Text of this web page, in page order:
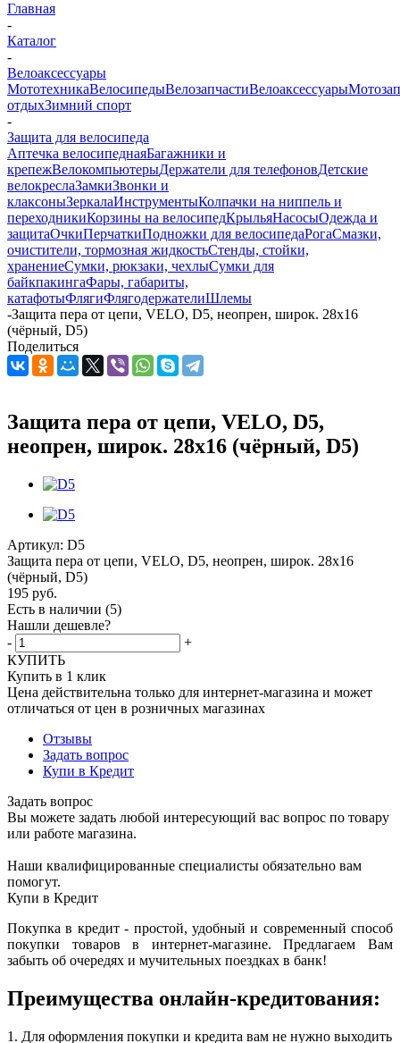
Главная
-
Каталог
-
Велоаксессуары
МототехникаВелосипедыВелозапчастиВелоаксессуары
отдыхЗимний спорт
-
Защита для велосипеда
Аптечка велосипеднаяБагажники и
крепежВелокомпьютерыДержатели для телефоновДетские
велокреслаЗамкиЗвонки и
клаксоныЗеркалаИнструментыКолпачки на ниппель и
переходникиКорзины на велосипедКрыльяНасосыОдежда и
защитаОчкиПерчаткиПодножки для велосипедаРогаСмазки,
очистители, тормозная жидкостьСтенды, стойки,
хранениеСумки, рюкзаки, чехлыСумки для
байкпакингаФары, габариты,
катафотыФлягиФлягодержателиШлемы
-Защита пера от цепи, VELO, D5, неопрен, широк. 28х16
(чёрный, D5)
Поделиться
Защита пера от цепи, VELO, D5,
неопрен, широк. 28х16 (чёрный, D5)
Артикул: D5
Защита пера от цепи, VELO, D5, неопрен, широк. 28х16
(чёрный, D5)
195 руб.
Есть в наличии (5)
Нашли дешевле?
-
+
КУПИТЬ
Купить в 1 клик
Цена действительна только для интернет-магазина и может
отличаться от цен в розничных магазинах
Отзывы
Задать вопрос
Купи в Кредит
Задать вопрос
Вы можете задать любой интересующий вас вопрос по товару
или работе магазина.
Наши квалифицированные специалисты обязательно вам
помогут.
Купи в Кредит
Покупка в кредит - простой, удобный и современный способ
покупки товаров в интернет-магазине. Предлагаем Вам
забыть об очередях и мучительных поездках в банк!
Преимущества онлайн-кредитования:
1. Для оформления покупки и кредита вам не нужно выходить